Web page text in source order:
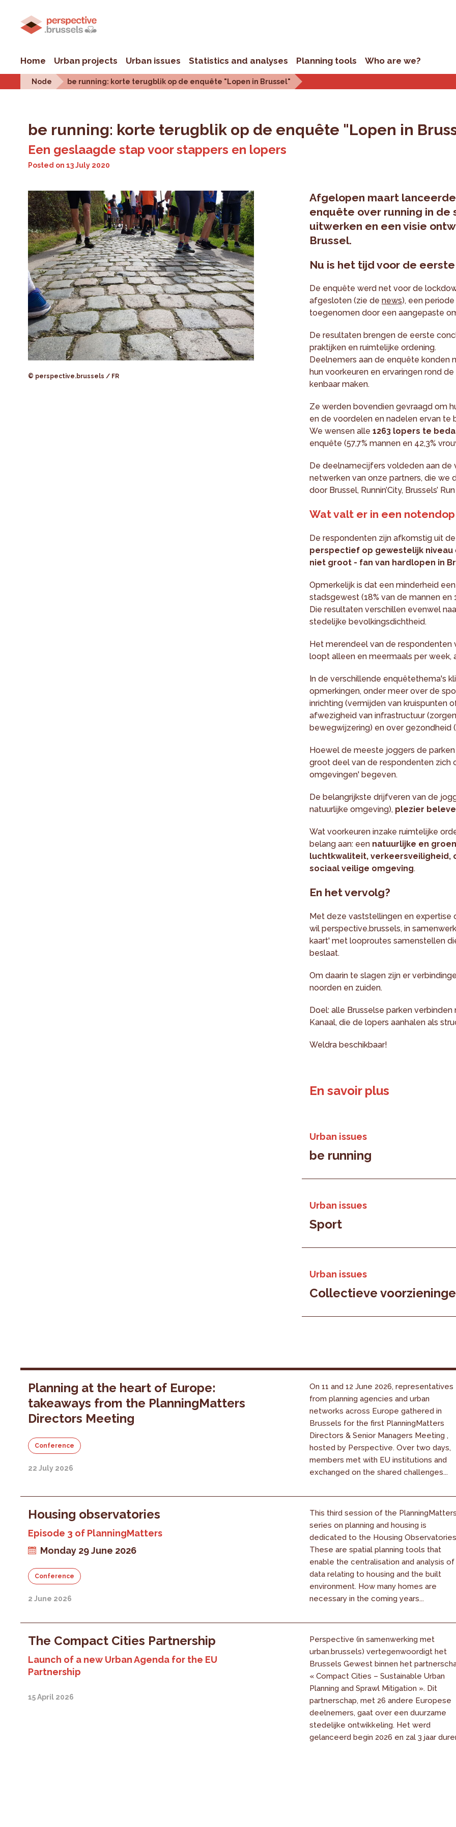
Home Urban projects Urban issues Statistics and analyses Planning tools Who are we?
Node be running: korte terugblik op de enquête "Lopen in Brussel"
be running: korte terugblik op de enquête "Lopen in
Een geslaagde stap voor stappers en lopers
Posted on13 July 2020
© perspective.brussels / FR
Afgelopen maart
enquête over running in de
uitwerken en een visie
Brussel.
Nu is het tijd voor de
De enquête werd net voor de
afgesloten (zie denews), een
toegenomen door een aangepaste
De resultaten brengen de eerste
praktijken en ruimtelijke ordening.
Deelnemers aan de enquête konden
hun voorkeuren en ervaringen rond
kenbaar maken.
Ze werden bovendien gevraagd om
en de voordelen en nadelen ervan te
We wensen alle1263 lopers te
enquête (57,7% mannen en 42,3%
De deelnamecijfers voldeden aan de
netwerken van onze partners, die we
door Brussel, Runnin’City, Brussels’
Wat valt er in een
De respondenten zijn afkomstig uit
perspectief op gewestelijk niveau
niet groot - fan van hardlopen in
Opmerkelijk is dat een minderheid
stadsgewest (18% van de mannen en
Die resultaten verschillen evenwel
stedelijke bevolkingsdichtheid.
Het merendeel van de
loopt alleen en meermaals per week,
In de verschillende enquêtethema's
opmerkingen, onder meer over de
inrichting (vermijden van kruispunten
afwezigheid van infrastructuur
bewegwijzering) en over gezondheid
Hoewel de meeste joggers de
groot deel van de respondenten zich
omgevingen' begeven.
De belangrijkste drijfveren van de
natuurlijke omgeving), plezier
Wat voorkeuren inzake ruimtelijke
belang aan: een natuurlijke en
luchtkwaliteit, verkeersveiligheid,
sociaal veilige omgeving.
En het vervolg?
Met deze vaststellingen en expertise
wil perspective.brussels, in
kaart' met looproutes samenstellen
beslaat.
Om daarin te slagen zijn er
noorden en zuiden.
Doel: alle Brusselse parken
Kanaal, die de lopers aanhalen als
Weldra beschikbaar!
En savoir plus
Urban issues
be running
Urban issues
Sport
Urban issues
Collectieve
Planning at the heart of Europe:
takeaways from the PlanningMatters
Directors Meeting
Conference
22 July 2026
On 11 and 12 June 2026, representatives
from planning agencies and urban
networks across Europe gathered in
Brussels for the first PlanningMatters
Directors & Senior Managers Meeting ,
hosted by Perspective. Over two days,
members met with EU institutions and
exchanged on the shared challenges...
Housing observatories
Episode 3 of PlanningMatters
Monday 29 June 2026
Conference
2 June 2026
This third session of the
series on planning and housing is
dedicated to the Housing
These are spatial planning tools that
enable the centralisation and analysis of
data relating to housing and the built
environment. How many homes are
necessary in the coming years...
The Compact Cities Partnership
Launch of a new Urban Agenda for the EU
Partnership
15 April 2026
Perspective (in samenwerking met
urban.brussels) vertegenwoordigt het
Brussels Gewest binnen het
« Compact Cities – Sustainable Urban
Planning and Sprawl Mitigation ». Dit
partnerschap, met 26 andere Europese
deelnemers, gaat over een duurzame
stedelijke ontwikkeling. Het werd
gelanceerd begin 2026 en zal 3 jaar